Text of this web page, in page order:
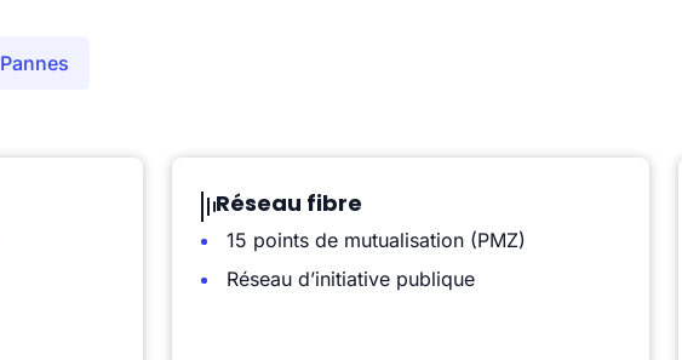
Pannes
Réseau fibre
15 points de mutualisation (PMZ)
Réseau d’initiative publique